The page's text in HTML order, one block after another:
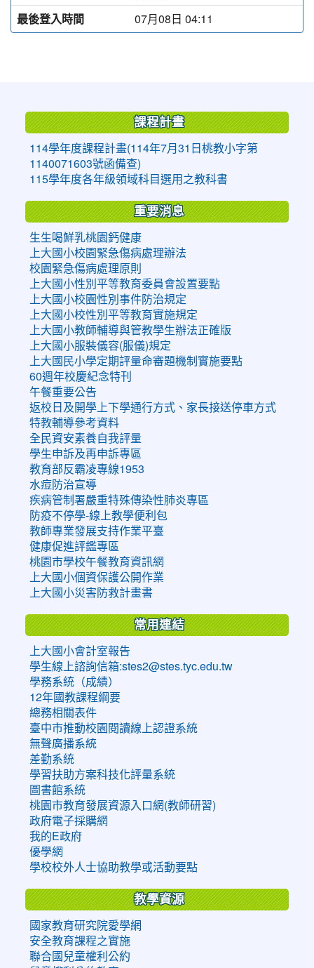
最後登入時間
07月08日 04:11
課程計畫
114學年度課程計畫(114年7月31日桃教小字第
1140071603號函備查)
115學年度各年級領域科目選用之教科書
重要消息
生生喝鮮乳桃園鈣健康
上大國小校園緊急傷病處理辦法
校園緊急傷病處理原則
上大國小性別平等教育委員會設置要點
上大國小校園性別事件防治規定
上大國小校性別平等教育實施規定
上大國小教師輔導與管教學生辦法正確版
上大國小服裝儀容(服儀)規定
上大國民小學定期評量命審題機制實施要點
60週年校慶紀念特刊
午餐重要公告
返校日及開學上下學通行方式、家長接送停車方式
特教輔導參考資料
全民資安素養自我評量
學生申訴及再申訴專區
教育部反霸凌專線1953
水痘防治宣導
疾病管制署嚴重特殊傳染性肺炎專區
防疫不停學-線上教學便利包
教師專業發展支持作業平臺
健康促進評鑑專區
桃園市學校午餐教育資訊網
上大國小個資保護公開作業
上大國小災害防救計畫書
常用連結
上大國小會計室報告
學生線上諮詢信箱:stes2@stes.tyc.edu.tw
學務系統（成績）
12年國教課程綱要
總務相關表件
臺中市推動校園閱讀線上認證系統
無聲廣播系統
差勤系統
學習扶助方案科技化評量系統
圖書館系統
桃園市教育發展資源入口網(教師研習)
政府電子採購網
我的E政府
優學網
學校校外人士協助教學或活動要點
教學資源
國家教育研究院愛學網
安全教育課程之實施
聯合國兒童權利公約